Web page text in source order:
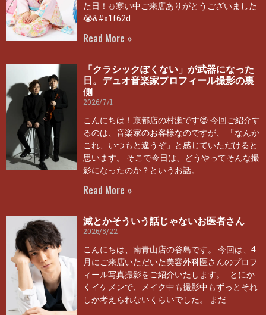
た日！⛄寒い中ご来店ありがとうございました
😭&#x1f62d
Read More »
「クラシックぽくない」が武器になった
日。デュオ音楽家プロフィール撮影の裏
側
2026/7/1
こんにちは！京都店の村瀬です😊 今回ご紹介す
るのは、音楽家のお客様なのですが、 「なんか
これ、いつもと違うぞ」と感じていただけると
思います。 そこで今日は、どうやってそんな撮
影になったのか？というお話。
Read More »
滅とかそういう話じゃないお医者さん
2026/5/22
こんにちは、南青山店の谷島です。 今回は、4
月にご来店いただいた美容外科医さんのプロフ
ィール写真撮影をご紹介いたします。 とにか
くイケメンで、メイク中も撮影中もずっとそれ
しか考えられないくらいでした。 まだ